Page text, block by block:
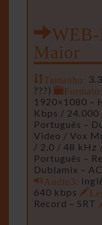
Maior
Tamanho:
???)
Formato:
1920×1080 –
Kbps / 24.000
Português –
Video / Vox
/ 2.0 / 48 kHz
Português –
Dublamix –
Audio3:
640 kbps
Record – SRT